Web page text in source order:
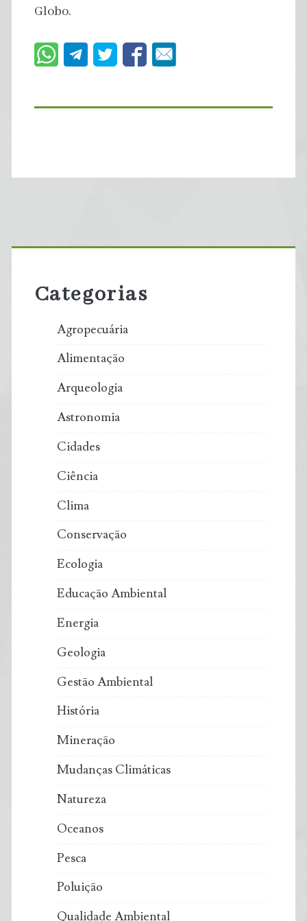
Globo.
Primary
Sidebar
Categorias
Agropecuária
Alimentação
Arqueologia
Astronomia
Cidades
Ciência
Clima
Conservação
Ecologia
Educação Ambiental
Energia
Geologia
Gestão Ambiental
História
Mineração
Mudanças Climáticas
Natureza
Oceanos
Pesca
Poluição
Qualidade Ambiental